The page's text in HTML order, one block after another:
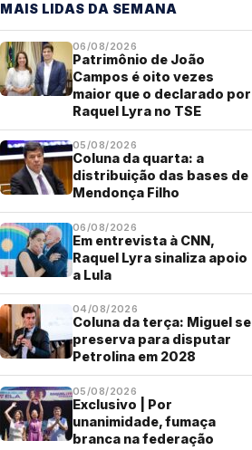
MAIS LIDAS DA SEMANA
06/08/2026
Patrimônio de João
Campos é oito vezes
maior que o declarado por
Raquel Lyra no TSE
05/08/2026
Coluna da quarta: a
distribuição das bases de
Mendonça Filho
06/08/2026
Em entrevista à CNN,
Raquel Lyra sinaliza apoio
a Lula
04/08/2026
Coluna da terça: Miguel se
preserva para disputar
Petrolina em 2028
05/08/2026
Exclusivo | Por
unanimidade, fumaça
branca na federação